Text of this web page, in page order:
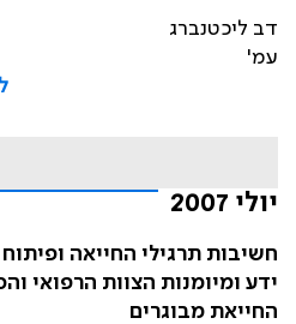
דב ליכטנברג
עמ'
יולי 2007
חשיבות תרגילי החייאה
ידע ומיומנות הצוות הרפואי
החייאת מבוגרים